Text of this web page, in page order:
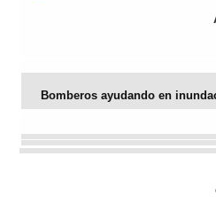
Bomberos ayudando en